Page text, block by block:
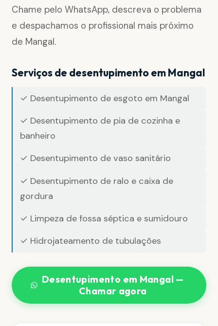
Chame pelo WhatsApp, descreva o problema
e despachamos o profissional mais próximo
de Mangal.
Serviços de desentupimento em Mangal
✓ Desentupimento de esgoto em Mangal
✓ Desentupimento de pia de cozinha e
banheiro
✓ Desentupimento de vaso sanitário
✓ Desentupimento de ralo e caixa de
gordura
✓ Limpeza de fossa séptica e sumidouro
✓ Hidrojateamento de tubulações
Desentupimento em Mangal —
Chamar agora